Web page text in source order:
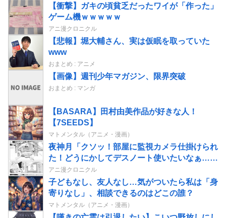
【衝撃】ガキの頃貧乏だったワイが「作った」
ゲーム機ｗｗｗｗｗ
アニ漫クロニクル
【悲報】堀大輔さん、実は仮眠を取っていた
www
おまとめ : アニメ
【画像】週刊少年マガジン、限界突破
おまとめ : マンガ
【BASARA】田村由美作品が好きな人！
【7SEEDS】
マトメンタル（アニメ・漫画）
夜神月「クソッ！部屋に監視カメラ仕掛けられ
た！どうにかしてデスノート使いたいなぁ…せ
や！」→結果
アニ漫クロニクル
子どもなし、友人なし…気がついたら私は「身
寄りなし」、相談できるのはどこの誰？
マトメンタル（アニメ・漫画）